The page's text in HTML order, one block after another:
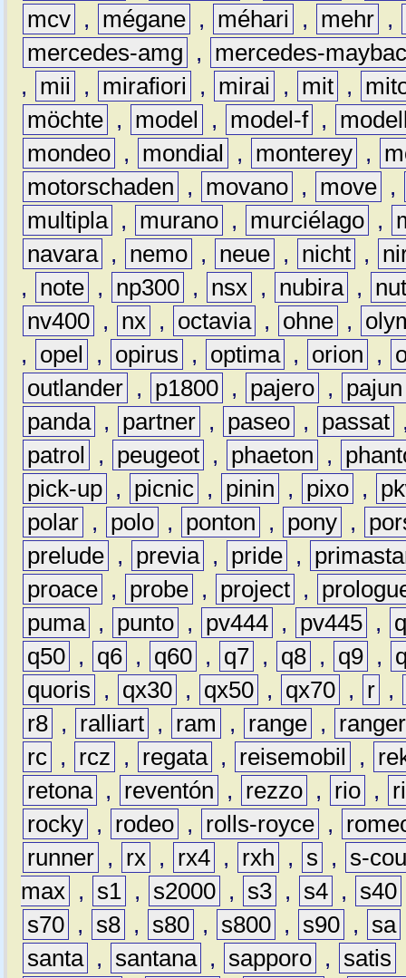
mcv , mégane , méhari , mehr ,
mercedes-amg
,
mercedes-
,
mii , mirafiori , mirai , mit ,
möchte , model , model-f ,
mondeo , mondial , monterey ,
motorschaden
, movano , move ,
multipla , murano , murciélago ,
navara , nemo , neue , nicht ,
,
note , np300 , nsx , nubira ,
nv400 , nx , octavia , ohne ,
,
opel , opirus , optima , orion ,
outlander , p1800 , pajero ,
pajun
panda , partner , paseo , passat
patrol
, peugeot , phaeton ,
pick-up , picnic , pinin , pixo ,
polar , polo , ponton , pony ,
prelude , previa , pride ,
proace , probe , project ,
puma , punto , pv444 , pv445 ,
q50 , q6 , q60 , q7 , q8 , q9 ,
quoris
, qx30 , qx50 , qx70 , r ,
r8 , ralliart , ram , range ,
ranger
rc , rcz , regata , reisemobil ,
retona , reventón , rezzo , rio ,
rocky , rodeo , rolls-royce ,
runner , rx , rx4 , rxh , s ,
s-
max , s1 , s2000 , s3 , s4 , s40
s70 , s8 , s80 , s800 , s90 , sa
santa , santana , sapporo , satis